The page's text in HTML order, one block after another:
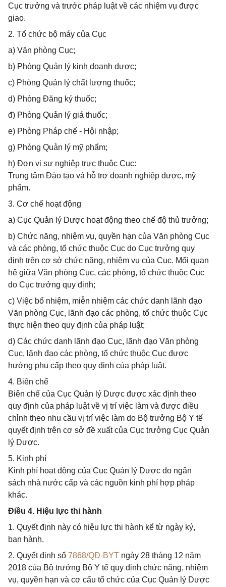
Cục trưởng và trước pháp luật về các nhiệm vụ được
giao.
2. Tổ chức bộ máy của Cục
a) Văn phòng Cục;
b) Phòng Quản lý kinh doanh dược;
c) Phòng Quản lý chất lượng thuốc;
d) Phòng Đăng ký thuốc;
đ) Phòng Quản lý giá thuốc;
e) Phòng Pháp chế - Hội nhập;
g) Phòng Quản lý mỹ phẩm;
h) Đơn vị sự nghiệp trực thuộc Cục:
Trung tâm Đào tạo và hỗ trợ doanh nghiệp dược, mỹ
phẩm.
3. Cơ chế hoạt động
a) Cục Quản lý Dược hoạt động theo chế độ thủ trưởng;
b) Chức năng, nhiệm vụ, quyền hạn của Văn phòng Cục
và các phòng, tổ chức thuộc Cục do Cục trưởng quy
định trên cơ sở chức năng, nhiệm vụ của Cục. Mối quan
hệ giữa Văn phòng Cục, các phòng, tổ chức thuộc Cục
do Cục trưởng quy định;
c) Việc bổ nhiệm, miễn nhiệm các chức danh lãnh đạo
Văn phòng Cục, lãnh đạo các phòng, tổ chức thuộc Cục
thực hiện theo quy định của pháp luật;
d) Các chức danh lãnh đạo Cục, lãnh đạo Văn phòng
Cục, lãnh đạo các phòng, tổ chức thuộc Cục được
hưởng phụ cấp theo quy định của pháp luật.
4. Biên chế
Biên chế của Cục Quản lý Dược được xác định theo
quy định của pháp luật về vị trí việc làm và được điều
chỉnh theo nhu cầu vị trí việc làm do Bộ trưởng Bộ Y tế
quyết định trên cơ sở đề xuất của Cục trưởng Cục Quản
lý Dược.
5. Kinh phí
Kinh phí hoạt động của Cục Quản lý Dược do ngân
sách nhà nước cấp và các nguồn kinh phí hợp pháp
khác.
Điều 4. Hiệu lực thi hành
1. Quyết định này có hiệu lực thi hành kể từ ngày ký,
ban hành.
2. Quyết định số 7868/QĐ-BYT ngày 28 tháng 12 năm
2018 của Bộ trưởng Bộ Y tế quy định chức năng, nhiệm
vụ, quyền hạn và cơ cấu tổ chức của Cục Quản lý Dược